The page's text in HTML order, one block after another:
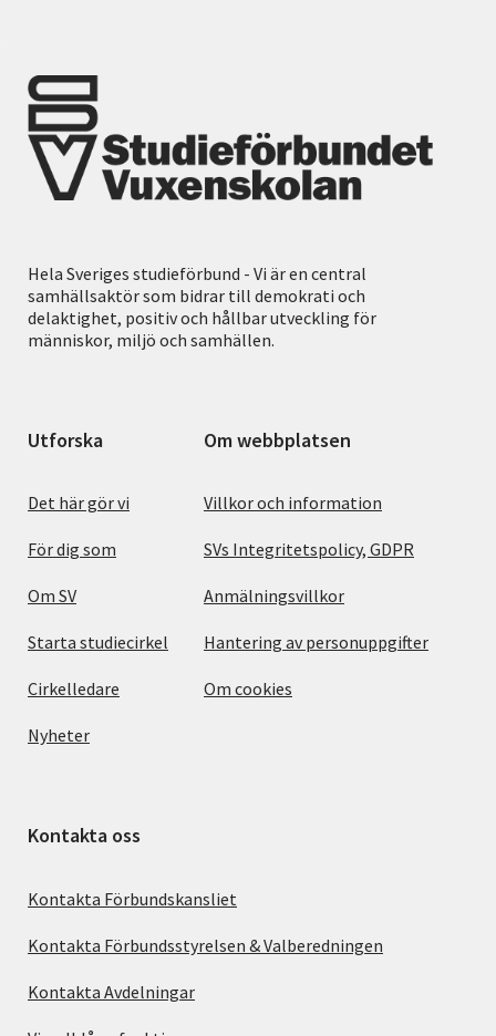
Hela Sveriges studieförbund - Vi är en central
samhällsaktör som bidrar till demokrati och
delaktighet, positiv och hållbar utveckling för
människor, miljö och samhällen.
Utforska
Det här gör vi
För dig som
Om SV
Starta studiecirkel
Cirkelledare
Nyheter
Om webbplatsen
Villkor och information
SVs Integritetspolicy, GDPR
Anmälningsvillkor
Hantering av personuppgifter
Om cookies
Kontakta oss
Kontakta Förbundskansliet
Kontakta Förbundsstyrelsen & Valberedningen
Kontakta Avdelningar